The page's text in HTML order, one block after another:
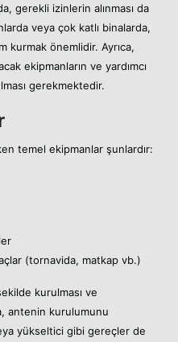
gerekli izinlerin alınması da
veya çok katlı binalarda,
kurmak önemlidir. Ayrıca,
ekipmanların ve yardımcı
gerekmektedir.
temel ekipmanlar şunlardır:
(tornavida, matkap vb.)
kurulması ve
antenin kurulumunu
yükseltici gibi gereçler de